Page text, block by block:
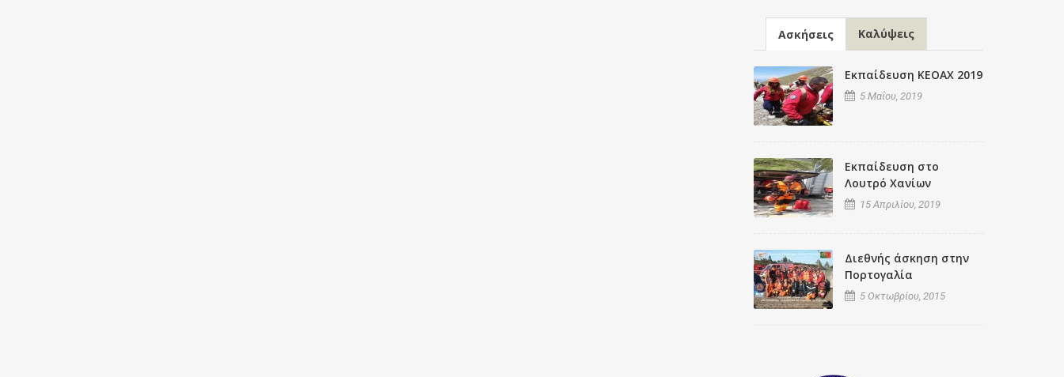
Ασκήσεις Καλύψεις
Εκπαίδευση ΚΕΟΑΧ 2019
5 Μαΐου, 2019
Εκπαίδευση στο
Λουτρό Χανίων
15 Απριλίου, 2019
Διεθνής άσκηση στην
Πορτογαλία
5 Οκτωβρίου, 2015